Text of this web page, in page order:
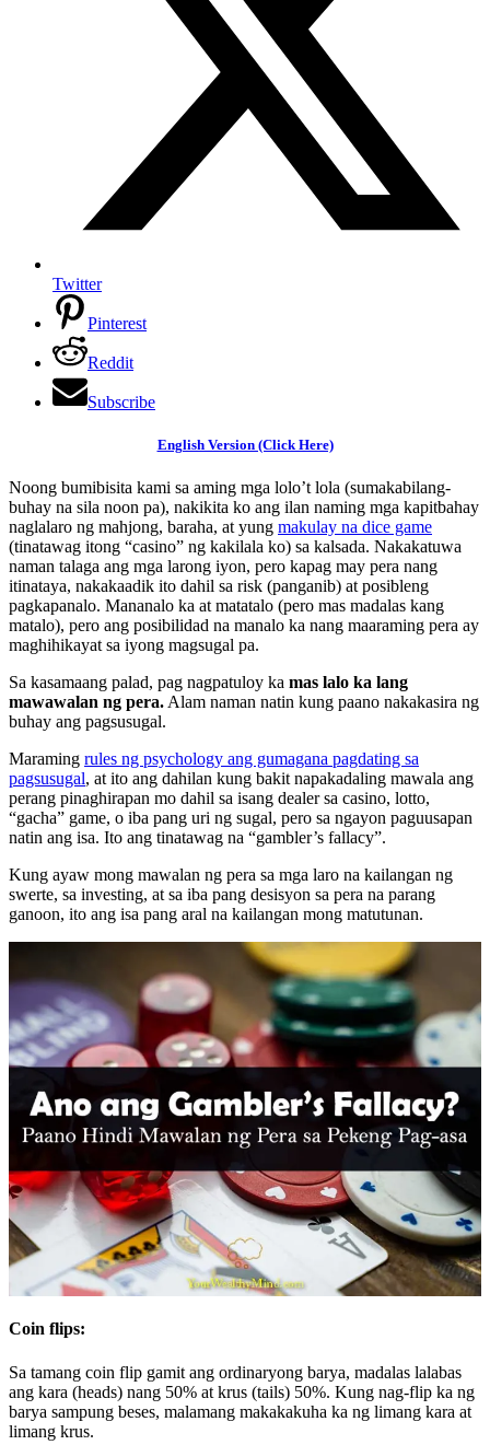
Twitter
Pinterest
Reddit
Subscribe
English Version (Click Here)
Noong bumibisita kami sa aming mga lolo’t lola (sumakabilang-
buhay na sila noon pa), nakikita ko ang ilan naming mga kapitbahay
naglalaro ng mahjong, baraha, at yung makulay na dice game
(tinatawag itong “casino” ng kakilala ko) sa kalsada. Nakakatuwa
naman talaga ang mga larong iyon, pero kapag may pera nang
itinataya, nakakaadik ito dahil sa risk (panganib) at posibleng
pagkapanalo. Mananalo ka at matatalo (pero mas madalas kang
matalo), pero ang posibilidad na manalo ka nang maaraming pera ay
maghihikayat sa iyong magsugal pa.
Sa kasamaang palad, pag nagpatuloy ka mas lalo ka lang
mawawalan ng pera. Alam naman natin kung paano nakakasira ng
buhay ang pagsusugal.
Maraming rules ng psychology ang gumagana pagdating sa
pagsusugal, at ito ang dahilan kung bakit napakadaling mawala ang
perang pinaghirapan mo dahil sa isang dealer sa casino, lotto,
“gacha” game, o iba pang uri ng sugal, pero sa ngayon paguusapan
natin ang isa. Ito ang tinatawag na “gambler’s fallacy”.
Kung ayaw mong mawalan ng pera sa mga laro na kailangan ng
swerte, sa investing, at sa iba pang desisyon sa pera na parang
ganoon, ito ang isa pang aral na kailangan mong matutunan.
Coin flips:
Sa tamang coin flip gamit ang ordinaryong barya, madalas lalabas
ang kara (heads) nang 50% at krus (tails) 50%. Kung nag-flip ka ng
barya sampung beses, malamang makakakuha ka ng limang kara at
limang krus.